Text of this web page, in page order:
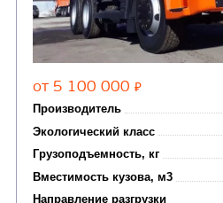
Цена по запросу
Производитель
Экологический класс
Грузоподъемность, кг
Вместимость кузова, м3
Направление разгрузки
Колесная формула